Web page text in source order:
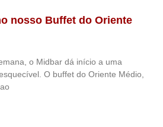
nosso Buffet do Oriente
o Midbar dá início a uma
O buffet do Oriente Médio,